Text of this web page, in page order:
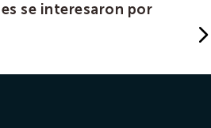
se interesaron por